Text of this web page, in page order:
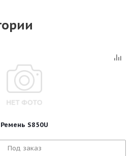
Ремень S850U
Под заказ